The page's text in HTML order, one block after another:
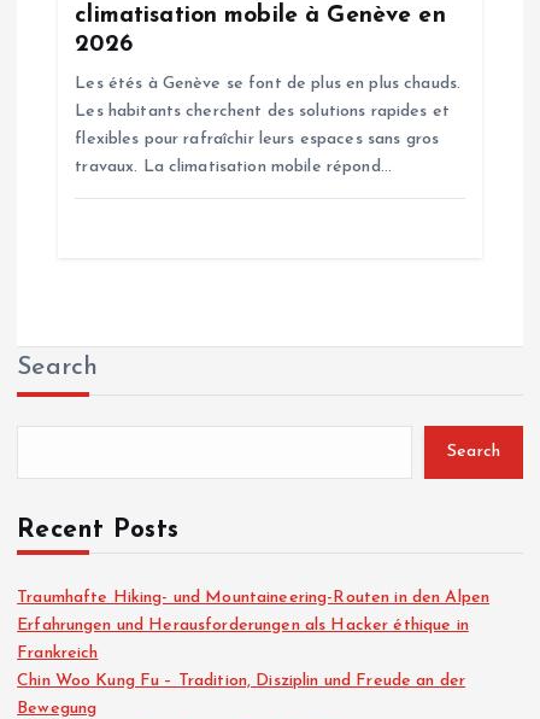
climatisation mobile à Genève en
2026
Les étés à Genève se font de plus en plus chauds.
Les habitants cherchent des solutions rapides et
flexibles pour rafraîchir leurs espaces sans gros
travaux. La climatisation mobile répond…
Search
Search
Recent Posts
Traumhafte Hiking- und Mountaineering-Routen in den Alpen
Erfahrungen und Herausforderungen als Hacker éthique in
Frankreich
Chin Woo Kung Fu – Tradition, Disziplin und Freude an der
Bewegung